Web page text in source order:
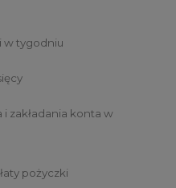
w tygodniu
zakładania konta w
pożyczki